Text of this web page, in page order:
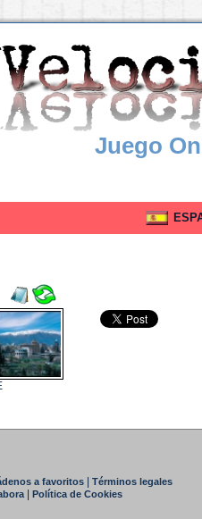
Juego
a favoritos|
Términos legales
| Política de Cookies